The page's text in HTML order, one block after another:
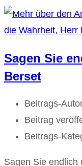
Sagen Sie
Berset
Beitrags-
Beitrag
Beitrags-
Sagen Sie endlich